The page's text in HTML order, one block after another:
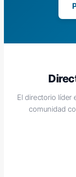
El directorio líder
comunidad